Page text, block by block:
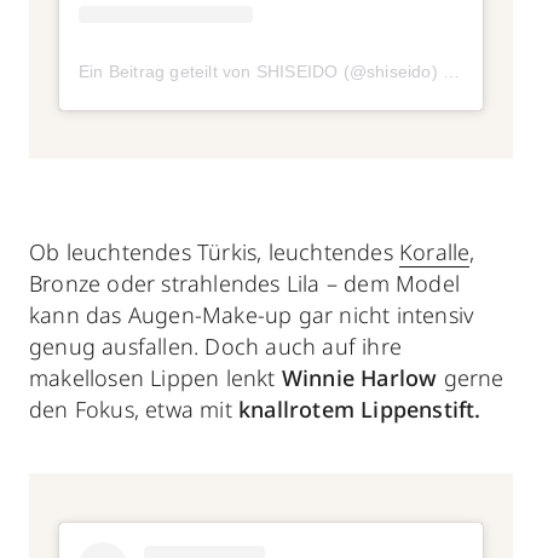
Ein Beitrag geteilt von SHISEIDO (@shiseido)
Ob leuchtendes Türkis, leuchtendes Koralle,
Bronze oder strahlendes Lila – dem Model
kann das Augen-Make-up gar nicht intensiv
genug ausfallen. Doch auch auf ihre
makellosen Lippen lenkt Winnie Harlow gerne
den Fokus, etwa mit knallrotem Lippenstift.